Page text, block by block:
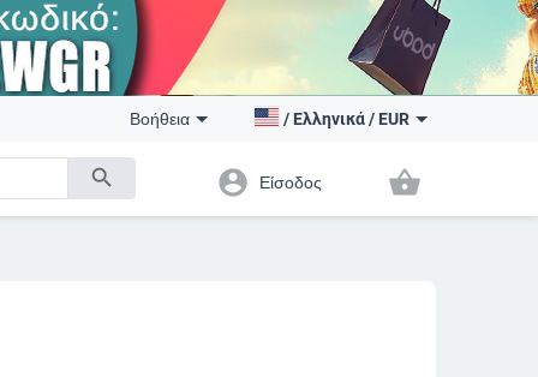
search
Βοήθεια / Ελληνικά/ EUR
account_circle Είσοδος shopping_basket